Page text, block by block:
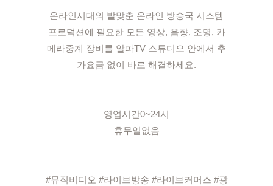
온라인시대의 발맞춘 온라인 방송국 시스템
프로덕션에 필요한 모든 영상, 음향, 조명, 카
메라중계 장비를 알파TV 스튜디오 안에서 추
가요금 없이 바로 해결하세요.
영업시간0~24시
휴무일없음
#뮤직비디오 #라이브방송 #라이브커머스 #광